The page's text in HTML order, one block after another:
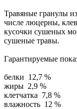
Травяные гранулы
числе люцерны,
кусочки сушеных
сушеные травы.
Гарантируемые
белки 12,7 %
жиры 2,9 %
клетчатка 7,8 %
влажность 12 %